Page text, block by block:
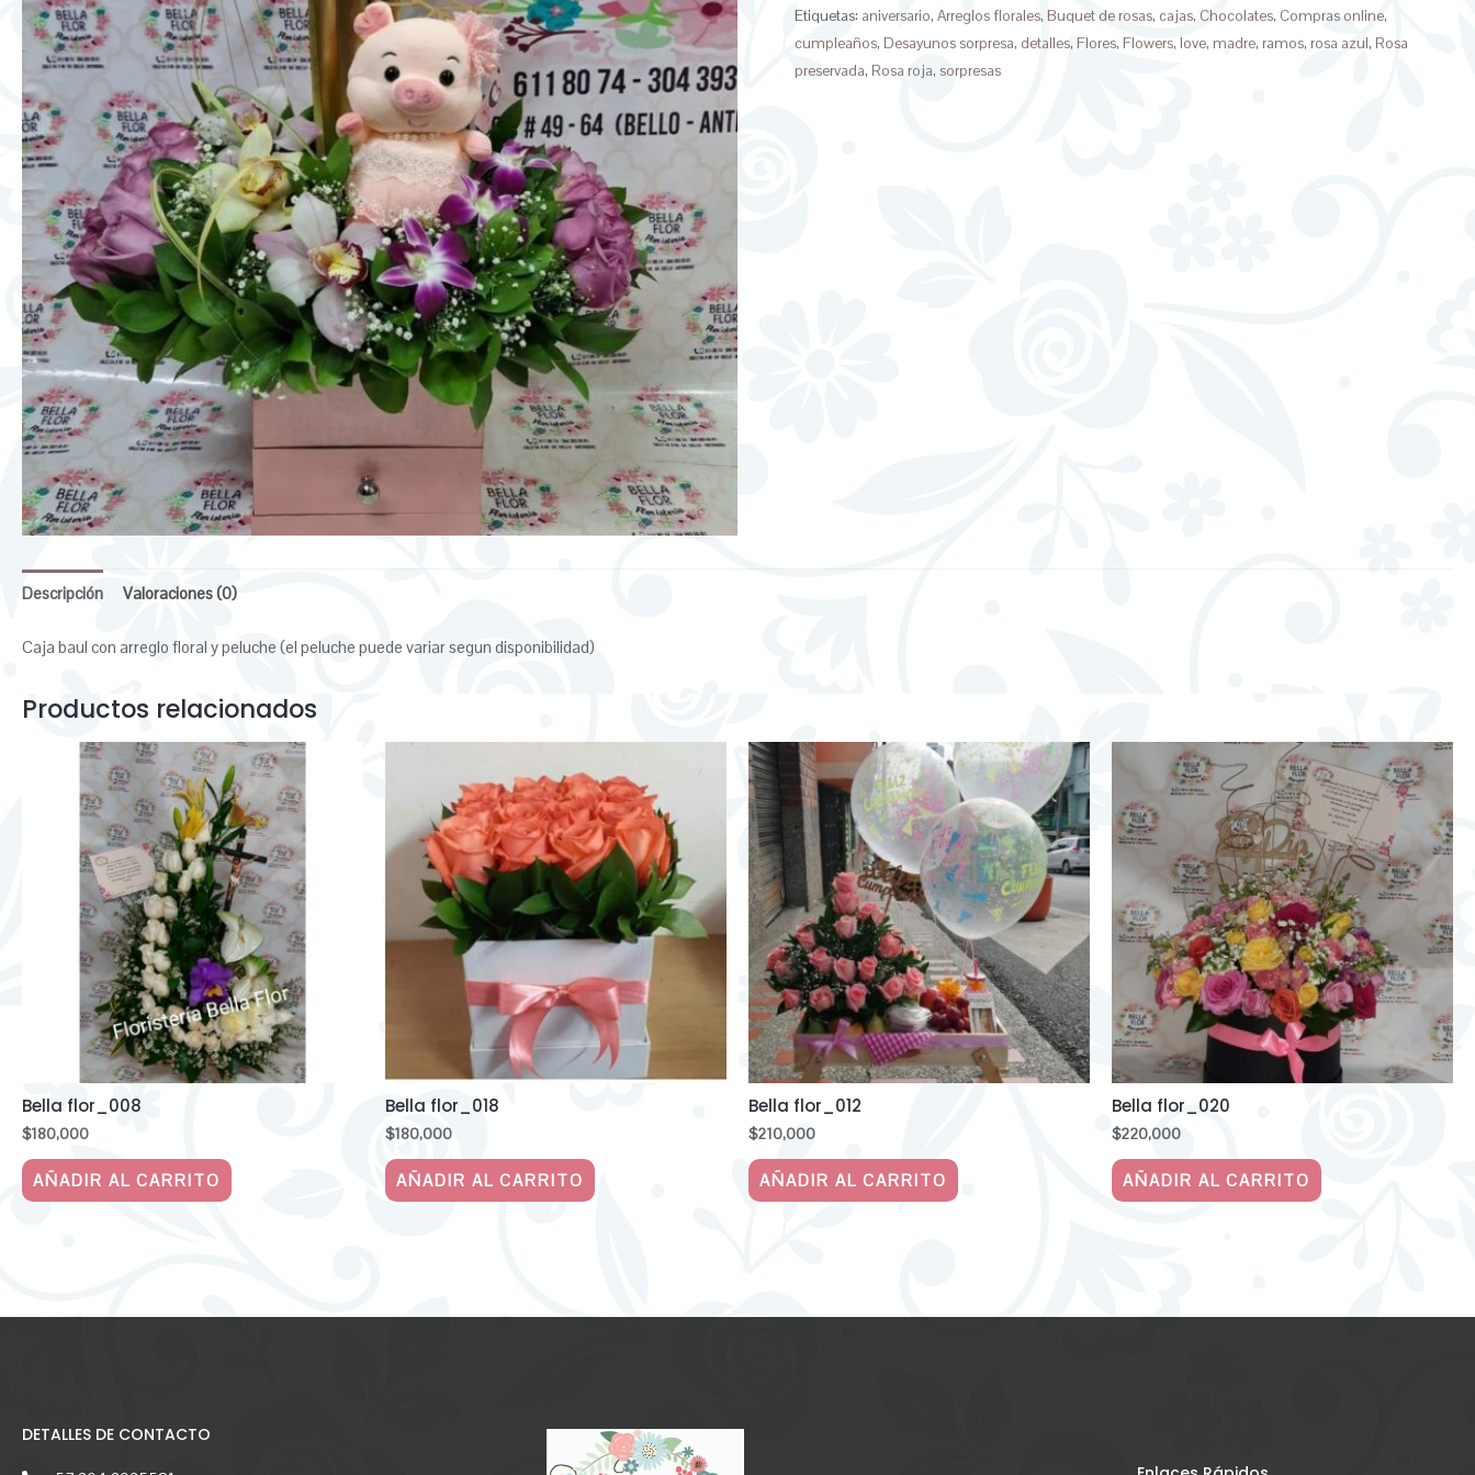
Etiquetas: aniversario,Arreglos florales, Buquet de rosas, cajas, Chocolates, Compras online,
cumpleaños, Desayunos sorpresa, detalles,Flores,Flowers,love, madre, ramos, rosa azul, Rosa
preservada, Rosa roja, sorpresas
Descripción Valoraciones (0)
Caja baul con arreglo floral y peluche (el peluche puede variar segun disponibilidad)
Productos relacionados
Bella flor_008
$180,000
AÑADIR AL CARRITO
Bella flor_018
$180,000
AÑADIR AL CARRITO
Bella flor_012
$210,000
AÑADIR AL CARRITO
Bella flor_020
$220,000
AÑADIR AL CARRITO
DETALLES DE CONTACTO